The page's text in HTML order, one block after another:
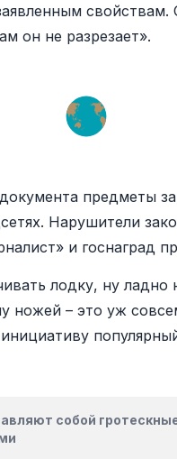
он не разрезает».
предметы
Нарушители
и госнаград
лодку, ну ладно
ножей – это уж
собой